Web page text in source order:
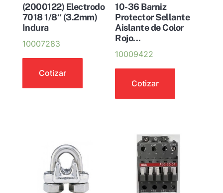
(2000122) Electrodo
7018 1/8″ (3.2mm)
Indura
10007283
Cotizar
10-36 Barniz
Protector Sellante
Aislante de Color
Rojo...
10009422
Cotizar